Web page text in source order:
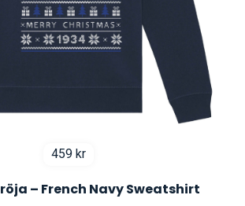
459 kr
– French Navy Sweatshirt